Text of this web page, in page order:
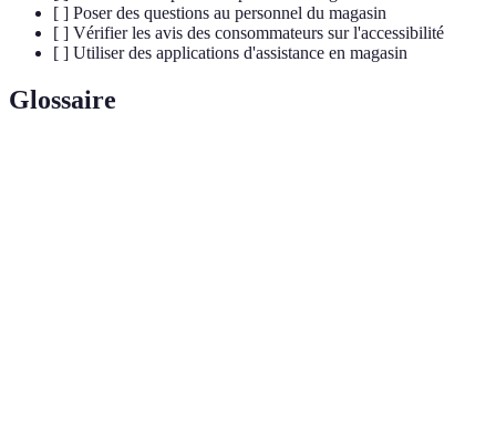
[ ] Poser des questions au personnel du magasin
[ ] Vérifier les avis des consommateurs sur l'accessibilité
[ ] Utiliser des applications d'assistance en magasin
Glossaire